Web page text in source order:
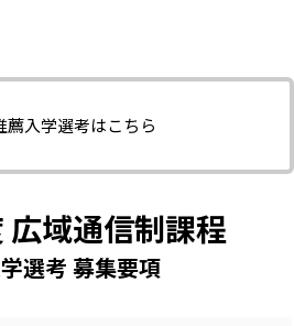
薦入学選考はこちら
域通信制課程
選考 募集要項